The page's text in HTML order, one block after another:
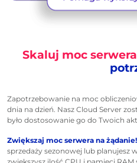
Skaluj moc serwera
Zapotrzebowanie na moc
dnia na dzień. Nasz Cloud Server
było dostosowanie go do Twoich
Zwiększaj moc serwera na żądanie!
sprzedaży sezonowej lub planujesz